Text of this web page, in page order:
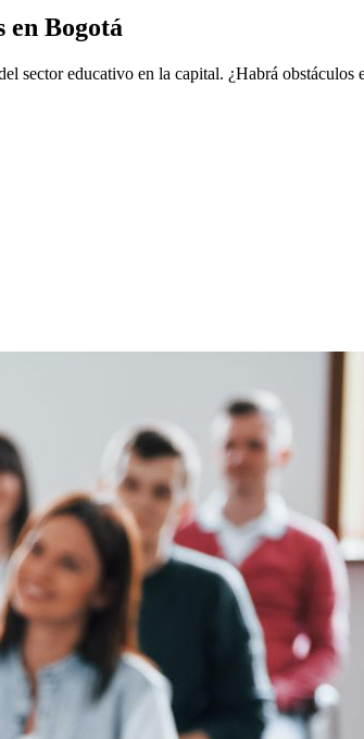
Bogotá
sector educativo en la capital. ¿Habrá obstáculos